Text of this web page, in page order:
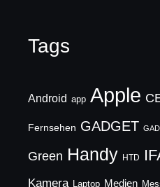
Tags
Android app Apple
Fernsehen GADGET
Green Handy HTD
Kamera Laptop Medien